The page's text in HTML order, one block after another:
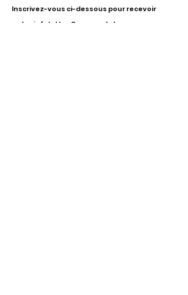
Inscrivez-vous ci-dessous pour recevoir
notre infolettre Corpuscule !